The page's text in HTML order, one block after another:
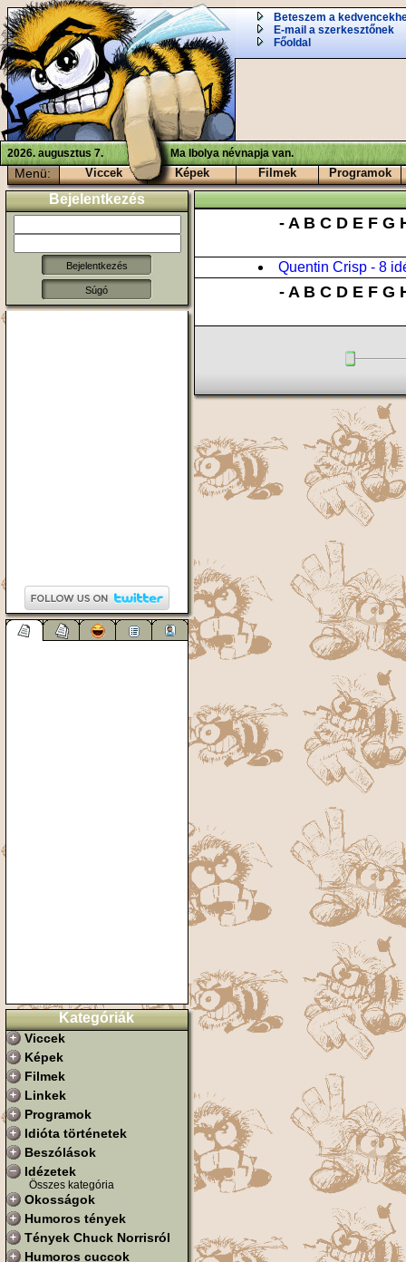
Beteszem a
E-mail a szerkesztőnek
Főoldal
2026. augusztus 7. Ma Ibolya névnapja van.
Menü: Viccek Képek Filmek Programok
Bejelentkezés
Súgó
Kategóriák
Viccek
Képek
Filmek
Linkek
Programok
Idióta történetek
Beszólások
Idézetek
Összes kategória
Okosságok
Humoros tények
Tények Chuck Norrisról
Humoros cuccok
- A B C D E F G
Quentin Crisp - 8
- A B C D E F G